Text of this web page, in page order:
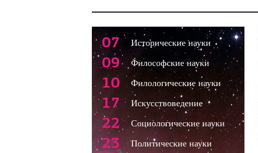
07 Исторические науки
09 Философские науки
10 Филологические науки
17 Искусствоведение
22 Социологические науки
23 Политические науки